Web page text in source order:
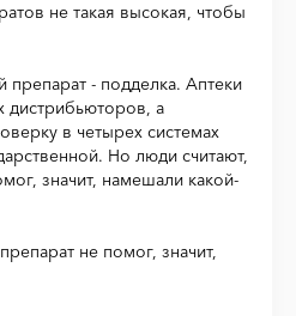
не такая высокая, чтобы
- подделка. Аптеки
дистрибьюторов, а
в четырех системах
Но люди считают,
значит, намешали какой-
не помог, значит,